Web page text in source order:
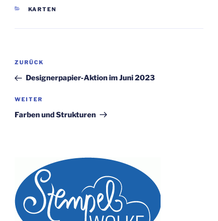
KATEGORIEN
KARTEN
Beitragsnavigation
Vorheriger
Beitrag
ZURÜCK
Designerpapier-Aktion im Juni 2023
Nächster
Beitrag
WEITER
Farben und Strukturen